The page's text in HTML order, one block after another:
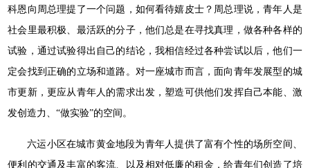
科恩向周总理提了一个问题，如何看待嬉皮士？周总理说，青年人是
社会里最积极、最活跃的分子，他们总是在寻找真理，做各种各样的
试验，通过试验得出自己的结论，我相信经过各种尝试以后，他们一
定会找到正确的立场和道路。对一座城市而言，面向青年发展型的城
市更新，更应从青年人的需求出发，塑造可供他们发挥自己本能、激
发创造力、“做实验”的空间。
六运小区在城市黄金地段为青年人提供了富有个性的场所空间、
便利的交通及丰富的客流、以及相对低廉的租金，给青年们创造了培